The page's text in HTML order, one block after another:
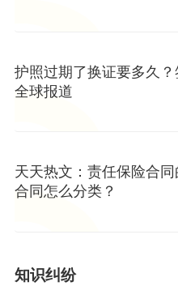
护照过期了换证要多久
全球报道
天天热文：责任保险合
合同怎么分类？
知识纠纷